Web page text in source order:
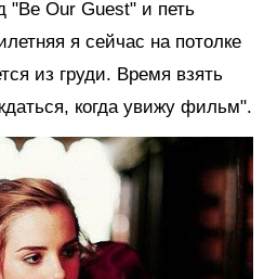
"Be Our Guest" и петь
я сейчас на потолке
из груди. Время взять
когда увижу фильм".